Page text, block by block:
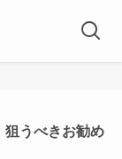
狙うべきお勧め